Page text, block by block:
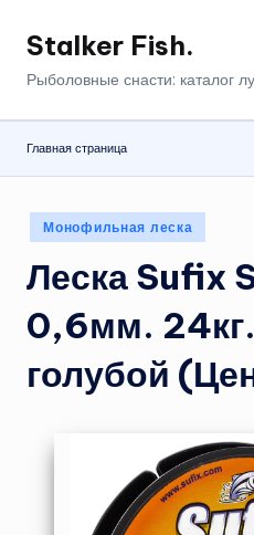
Перейти
Stalker Fish.
Рыболовные снасти: каталог
Главная страница
Опубликовано
в
Монофильная леска
Леска Sufix
0,6мм.
голубой